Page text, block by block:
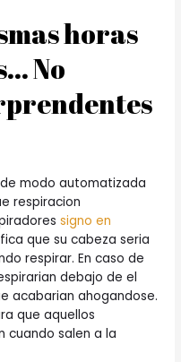
horas
No
modo automatizada
respiracion
signo en
que su cabeza seri­a
respirar. En caso de
debajo de el
acabarian ahogandose.
que aquellos
cuando salen a la